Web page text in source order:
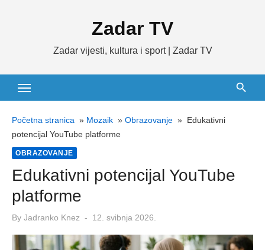
Zadar TV
Zadar vijesti, kultura i sport | Zadar TV
Početna stranica » Mozaik » Obrazovanje » Edukativni
potencijal YouTube platforme
OBRAZOVANJE
Edukativni potencijal YouTube
platforme
By Jadranko Knez
Posted
12. svibnja 2026.